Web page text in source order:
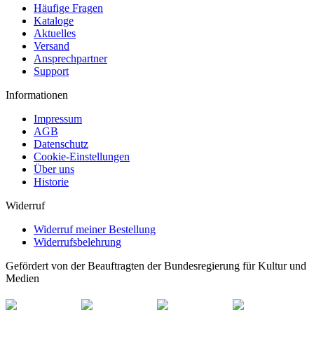
Häufige Fragen
Kataloge
Aktuelles
Versand
Ansprechpartner
Support
Informationen
Impressum
AGB
Datenschutz
Cookie-Einstellungen
Über uns
Historie
Widerruf
Widerruf meiner Bestellung
Widerrufsbelehrung
Gefördert von der Beauftragten der Bundesregierung für Kultur und
Medien